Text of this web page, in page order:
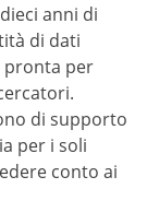
anni di
di dati
pronta per
di supporto
per i soli
conto ai